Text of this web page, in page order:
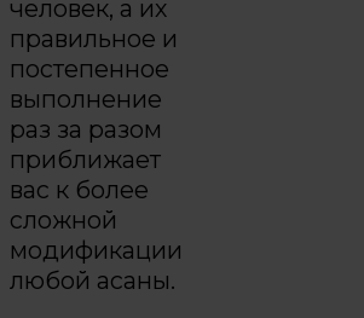
человек, а их
правильное и
постепенное
выполнение
раз за разом
приближает
вас к более
сложной
модификации
любой асаны.